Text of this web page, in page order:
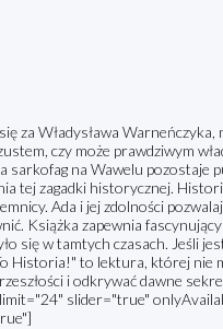
za Władysława Warneńczyka,
czy może prawdziwym
sarkofag na Wawelu pozostaje
tej zagadki historycznej.
Ada i jej zdolności
Książka zapewnia
się w tamtych czasach. Jeśli
Historia!" to lektura, której nie
i odkrywać dawne
slider="true"